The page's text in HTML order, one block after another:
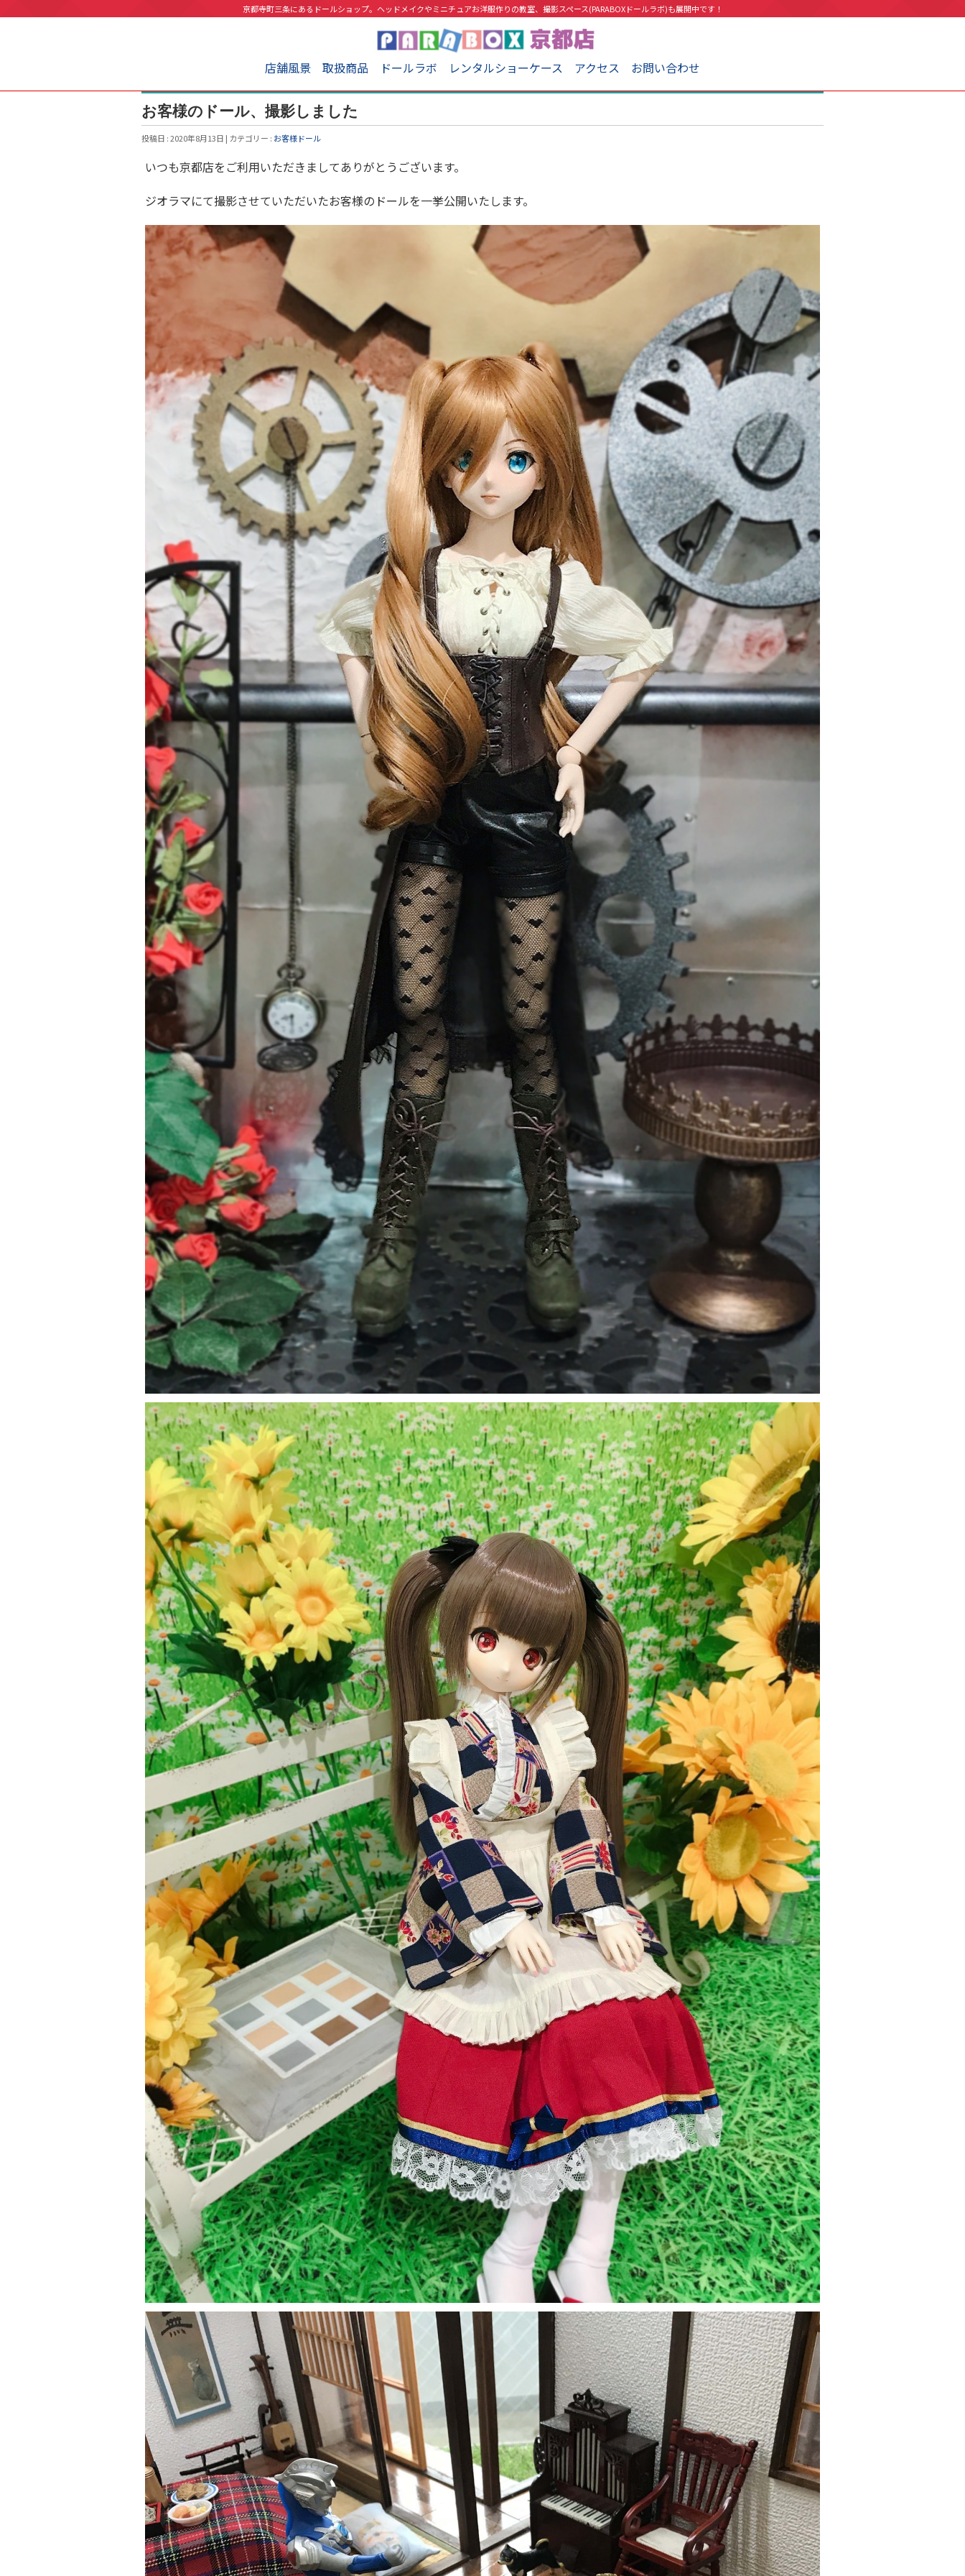
京都寺町三条にあるドールショップ。ヘッドメイクやミニチュアお洋服作りの教室、撮影スペース(PARABOXドールラボ)も展開中です！
店舗風景 取扱商品 ドールラボ レンタルショーケース アクセス お問い合わせ
お客様のドール、撮影しました
投稿日 : 2020年8月13日 | カテゴリー : お客様ドール
いつも京都店をご利用いただきましてありがとうございます。
ジオラマにて撮影させていただいたお客様のドールを一挙公開いたします。